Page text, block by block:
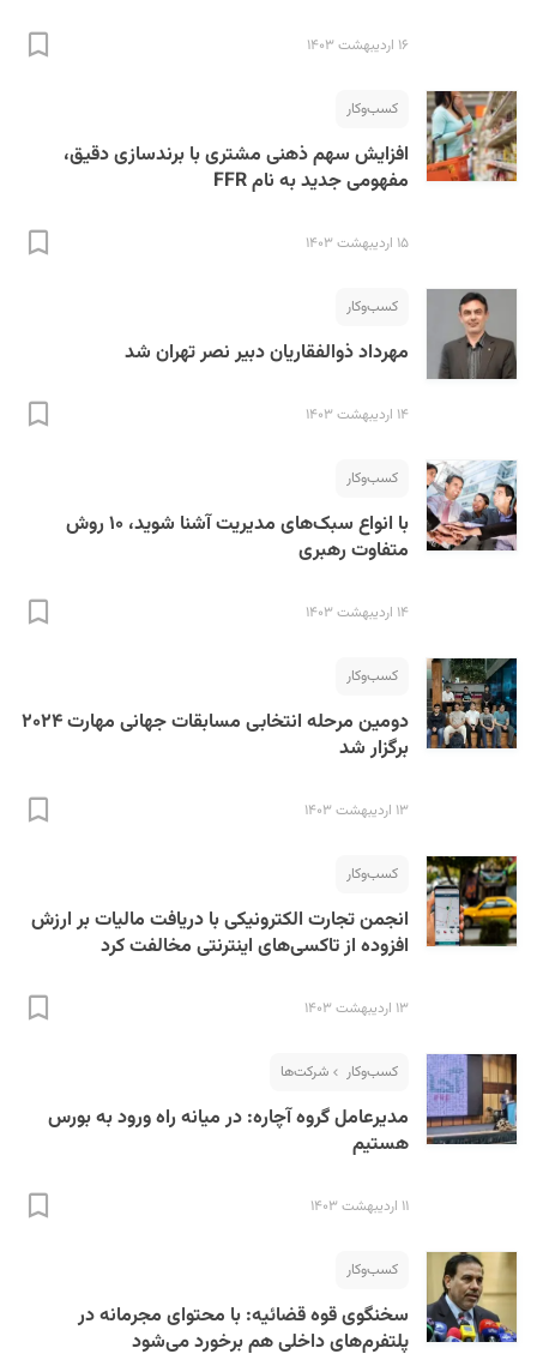
۱۶ اردیبهشت ۱۴۰۳
کسب‌و‌کار
افزایش سهم ذهنی مشتری با برندسازی دقیق،
مفهومی جدید به نام FFR
۱۵ اردیبهشت ۱۴۰۳
کسب‌و‌کار
مهرداد ذوالفقاریان دبیر نصر تهران شد
۱۴ اردیبهشت ۱۴۰۳
کسب‌و‌کار
با انواع سبک‌های مدیریت آشنا شوید، ۱۰ روش
متفاوت رهبری
۱۴ اردیبهشت ۱۴۰۳
کسب‌و‌کار
دومین مرحله انتخابی مسابقات جهانی مهارت ۲۰۲۴
برگزار شد
۱۳ اردیبهشت ۱۴۰۳
کسب‌و‌کار
انجمن تجارت الکترونیکی با دریافت مالیات بر ارزش
افزوده از تاکسی‌های اینترنتی مخالفت کرد
۱۳ اردیبهشت ۱۴۰۳
کسب‌و‌کار شرکت‌ها
مدیرعامل گروه آچاره: در میانه راه ورود به بورس
هستیم
۱۱ اردیبهشت ۱۴۰۳
کسب‌و‌کار
سخنگوی قوه قضائیه: با محتوای مجرمانه در
پلتفرم‌های داخلی هم برخورد می‌شود